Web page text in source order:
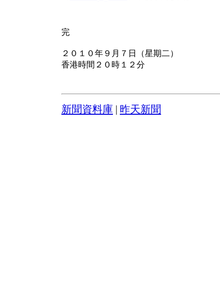
完
２０１０年９月７日（星期二）
香港時間２０時１２分
新聞資料庫 昨天新聞